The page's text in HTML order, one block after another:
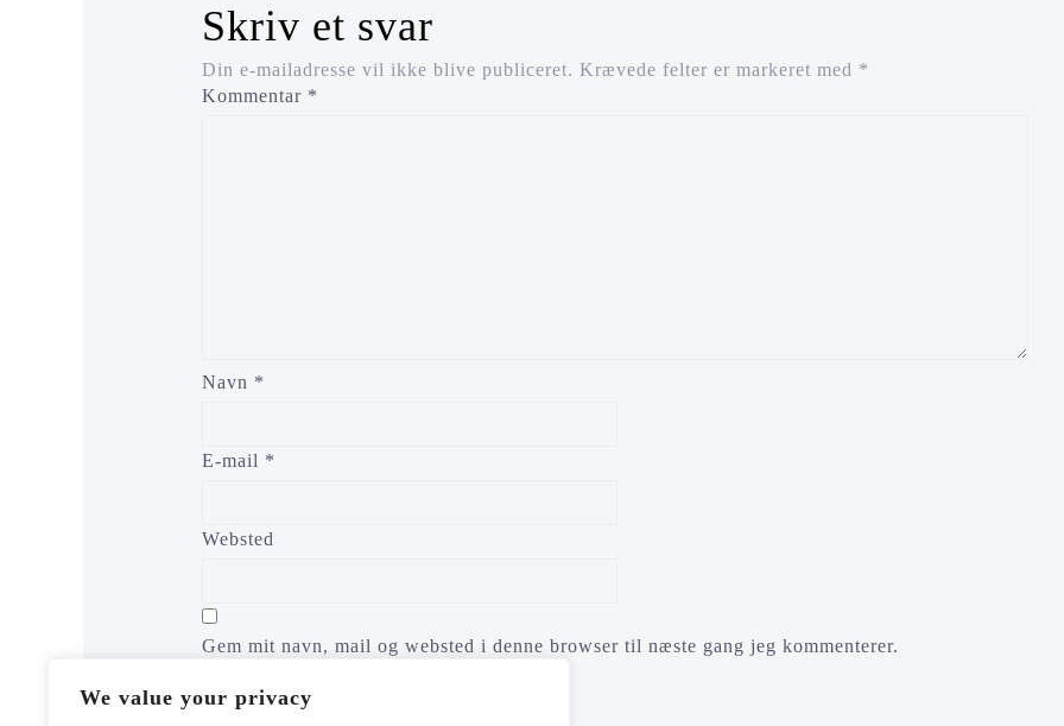
We value your privacy
Skriv et svar
Din e-mailadresse vil ikke blive publiceret. Krævede felter er markeret med *
Kommentar *
Navn *
E-mail *
Websted
Gem mit navn, mail og websted i denne browser til næste gang jeg kommenterer.